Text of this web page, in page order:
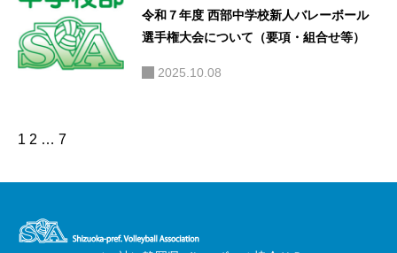
令和７年度 西部中学校新人バレーボール
選手権大会について（要項・組合せ等）
2025.10.08
1 2 … 7